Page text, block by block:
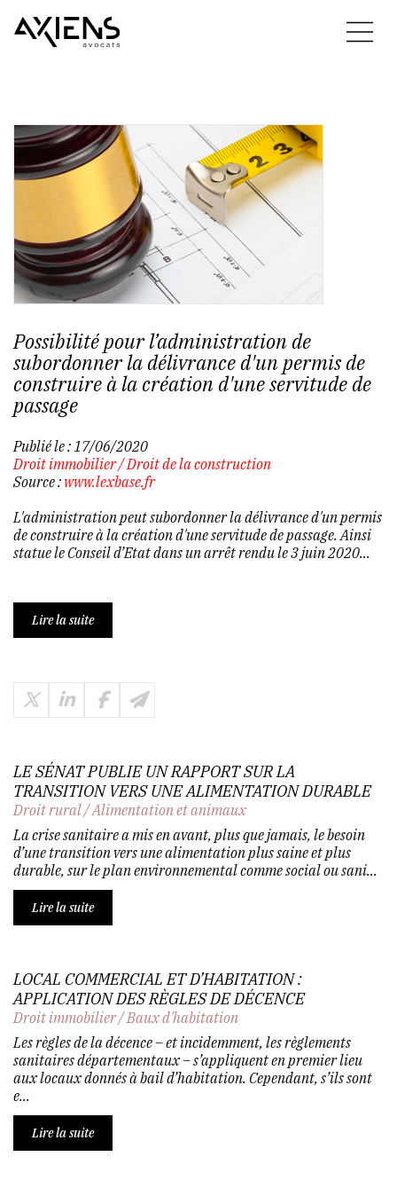
Possibilité pour l’administration de
subordonner la délivrance d'un permis de
construire à la création d'une servitude de
passage
Publié le : 17/06/2020
Droit immobilier/Droit de la construction
Source : www.lexbase.fr
L'administration peut subordonner la délivrance d'un permis
de construire à la création d'une servitude de passage. Ainsi
statue le Conseil d’Etat dans un arrêt rendu le 3 juin 2020...
Lire la suite
LE SÉNAT PUBLIE UN RAPPORT SUR LA
TRANSITION VERS UNE ALIMENTATION DURABLE
Droit rural/Alimentation et animaux
La crise sanitaire a mis en avant, plus que jamais, le besoin
d’une transition vers une alimentation plus saine et plus
durable, sur le plan environnemental comme social ou sani...
Lire la suite
LOCAL COMMERCIAL ET D’HABITATION :
APPLICATION DES RÈGLES DE DÉCENCE
Droit immobilier/Baux d'habitation
Les règles de la décence – et incidemment, les règlements
sanitaires départementaux – s’appliquent en premier lieu
aux locaux donnés à bail d’habitation. Cependant, s’ils sont
e...
Lire la suite